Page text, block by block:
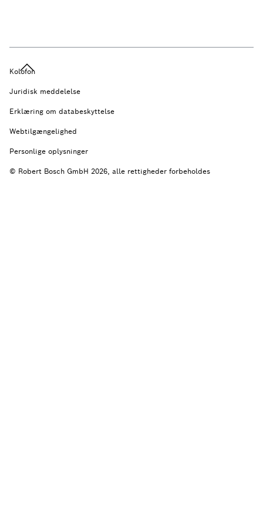
Kolofon
Juridisk meddelelse
Erklæring om databeskyttelse
Webtilgængelighed
Personlige oplysninger
© Robert Bosch GmbH 2026, alle rettigheder forbeholdes